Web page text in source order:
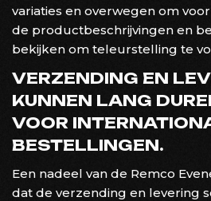
variaties en overwegen om
de productbeschrijvingen en
bekijken om teleurstelling te
VERZENDING EN
KUNNEN LANG
VOOR
BESTELLINGEN.
Een nadeel van de Remco
dat de verzending en levering